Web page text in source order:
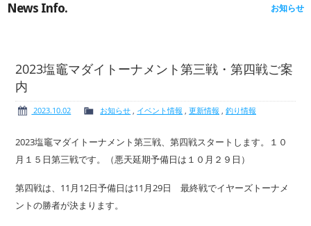
ボート免許 レンタルボート
サービス案内 イベント情報
News Info. お知らせ
2023塩竈マダイトーナメント第三戦・第四戦ご案
内
2023.10.02 お知らせ イベント情報 ,更新情報 釣り情報
2023塩竈マダイトーナメント第三戦、第四戦スタートします。１０
月１５日第三戦です。（悪天延期予備日は１０月２９日）
第四戦は、11月12日予備日は11月29日 最終戦でイヤーズトーナメ
ントの勝者が決まります。